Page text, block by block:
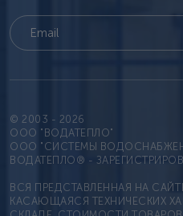
© 2003 - 2026
OOO "ВОДАТЕПЛО"
ООО "СИСТЕМЫ
ВОДАТЕПЛО® -
ВСЯ ПРЕДСТАВЛЕННАЯ НА
КАСАЮЩАЯСЯ ТЕХНИЧЕСКИХ